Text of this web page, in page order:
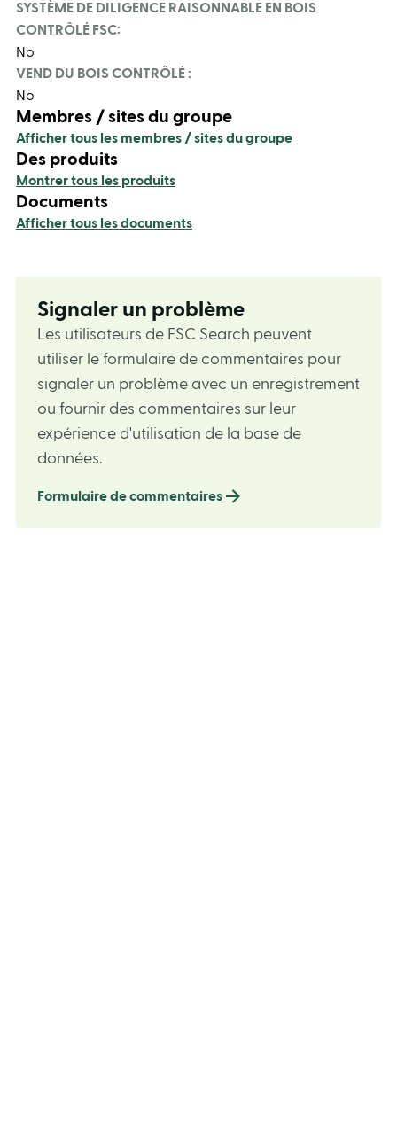
SYSTÈME DE DILIGENCE RAISONNABLE EN BOIS
CONTRÔLÉ FSC:
No
VEND DU BOIS CONTRÔLÉ :
No
Membres / sites du groupe
Afficher tous les membres / sites du groupe
Des produits
Montrer tous les produits
Documents
Afficher tous les documents
Signaler un problème
Les utilisateurs de FSC Search peuvent
utiliser le formulaire de commentaires pour
signaler un problème avec un enregistrement
ou fournir des commentaires sur leur
expérience d'utilisation de la base de
données.
Formulaire de commentaires